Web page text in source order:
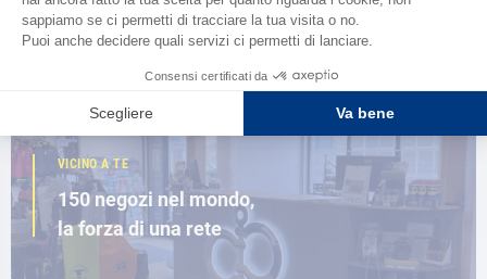
VICINO A TE
150 negozi nel mondo,
la forza di una rete